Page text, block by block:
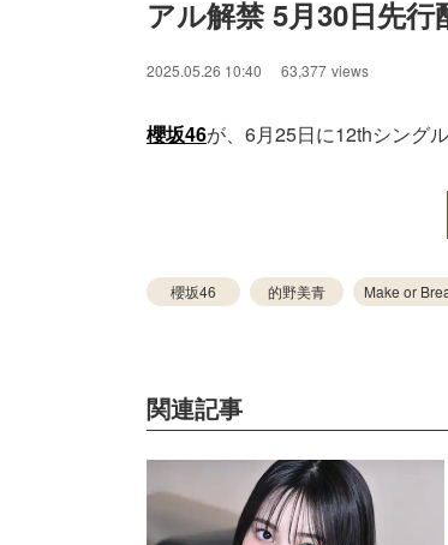
アル解禁 5月30日先行
2025.05.26 10:40 63,377 views
櫻坂46が、6月25日に12thシング
櫻坂46 的野美青 Make or
関連記事